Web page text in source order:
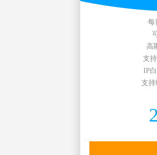
每
高
支
IP
支持